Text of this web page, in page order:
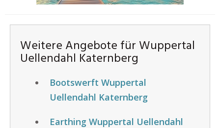
Weitere Angebote für Wuppertal
Uellendahl Katernberg
Bootswerft Wuppertal
Uellendahl Katernberg
Earthing Wuppertal Uellendahl